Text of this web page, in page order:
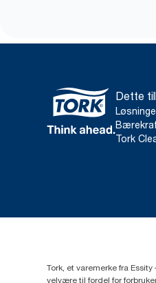
Dette
Tork
Tork, et varemerke fra
velvære til fordel for